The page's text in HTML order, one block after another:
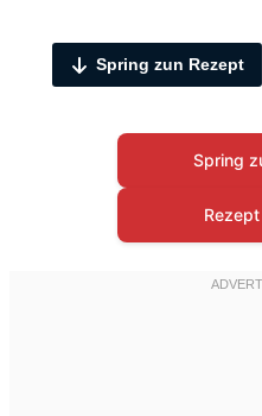
Spring zun Rezept
Spring